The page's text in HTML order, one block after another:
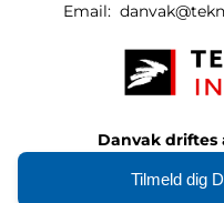
Email:
Danvak driftes
Tilmeld dig